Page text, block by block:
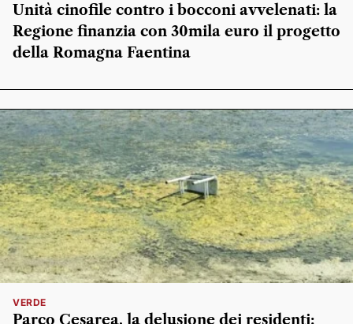
Unità cinofile contro i bocconi avvelenati: la
Regione finanzia con 30mila euro il progetto
della Romagna Faentina
VERDE
Parco Cesarea, la delusione dei residenti: